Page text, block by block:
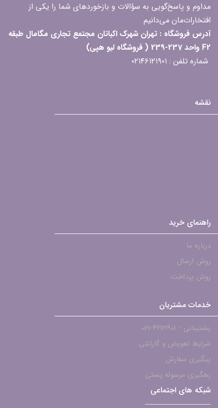
مداوم و پاسخ‌گویی به سؤالات و بازخوردهای شما را یکی از
افتخارات‌مان می‌دانیم
آدرس فروشگاه : تهران شهرک اکباتان مجتمع تجاری مگامال طبقه
F2 واحد 237-239 ( فروشگاه لیو هپی)
شماره تلفن : ۰۲۱۴۶۱۲۱۹۰۱
نقشه
راهنمای خرید
درباره ما
روش ارسال
روش پرداخت
خدمات مشتریان
پشتیبانی - ۴۶۱۲۱۹۰۱-021
شرایط تعویض و گارانتی
پیگیری سفارش
رهگیری مرسوله پستی
شبکه های اجتماعی